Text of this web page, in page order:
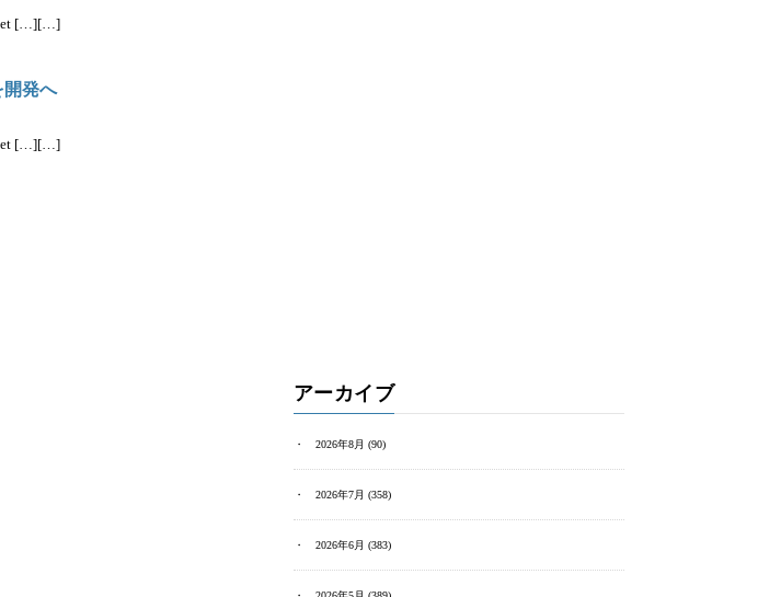
[…][…]
開発へ
[…][…]
アーカイブ
2026年8月 (90)
2026年7月 (358)
2026年6月 (383)